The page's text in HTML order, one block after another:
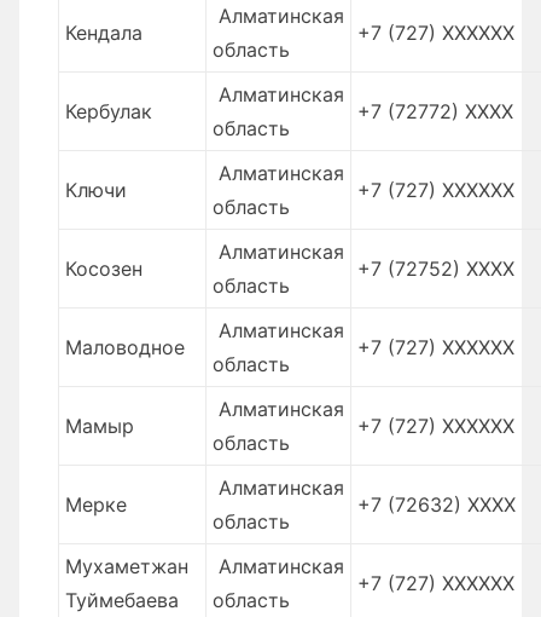
Кендала
Алматинская
область
+7 (727) XXXXXX
Кербулак
Алматинская
область
+7 (72772) XXXX
Ключи
Алматинская
область
+7 (727) XXXXXX
Косозен
Алматинская
область
+7 (72752) XXXX
Маловодное
Алматинская
область
+7 (727) XXXXXX
Мамыр
Алматинская
область
+7 (727) XXXXXX
Мерке
Алматинская
область
+7 (72632) XXXX
Мухаметжан
Туймебаева
Алматинская
область
+7 (727) XXXXXX